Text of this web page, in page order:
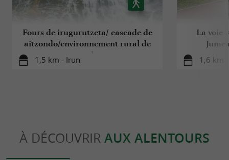
Fours de irugurutzeta/ cascade de
aitzondo/environnement rural de
meaka
1,5 km - Irun
La voie
1,6 km
À DÉCOUVRIR AUX ALENTOURS